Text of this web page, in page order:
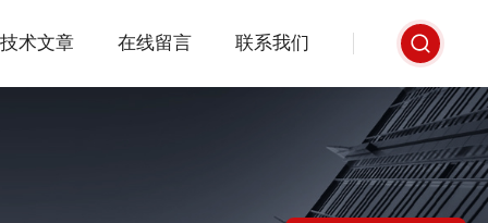
技术文章 在线留言 联系我们